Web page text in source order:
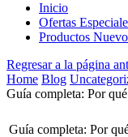
Inicio
Ofertas
Productos
Regresar a la página
Home Blog
Guía completa: Por
Guía completa: Por